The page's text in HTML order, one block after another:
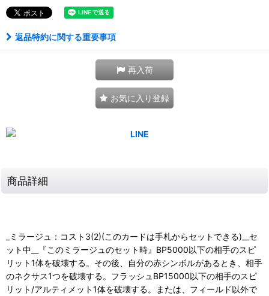
返品特約に関する重要事項
再入荷
お気に入り登録
商品詳細
_ミラージュ：コスト3(2)(このカードは手札からセットできる)__セ
ット中__『このミラージュのセット時』BP5000以下の相手のスピ
リット1体を破壊する。その後、自分の赤シンボルがあるとき、相手
のネクサス1つを破壊する。フラッシュBP15000以下の相手のスピ
リット/アルティメット1体を破壊する。または、フィールド以外で